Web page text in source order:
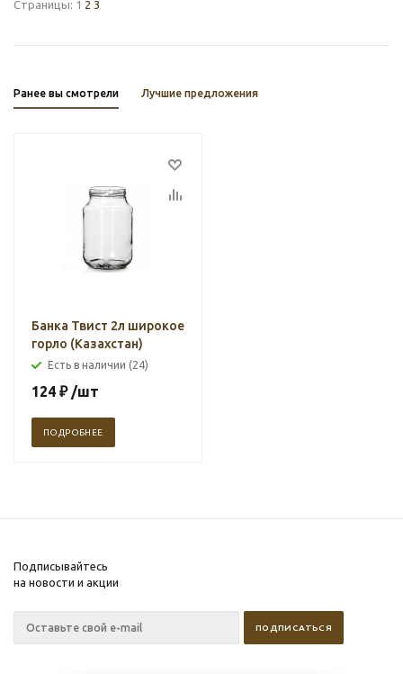
Страницы: 1 2 3
Ранее вы смотрели Лучшие предложения
Банка Твист 2л широкое
горло (Казахстан)
Есть в наличии (24)
124 ₽ /шт
ПОДРОБНЕЕ
Подписывайтесь
на новости и акции